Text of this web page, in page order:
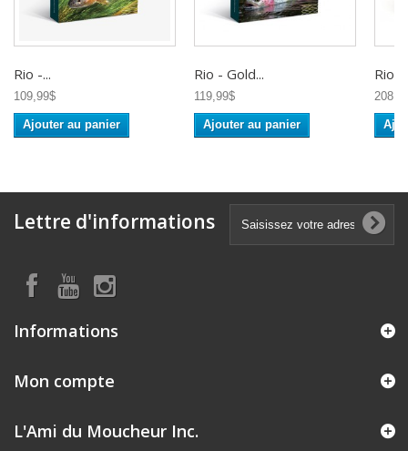
Rio -...
109,99$
Ajouter au panier
Rio - Gold...
119,99$
Ajouter au panier
Rio -
Lettre d'informations
Informations
Mon compte
L'Ami du Moucheur Inc.